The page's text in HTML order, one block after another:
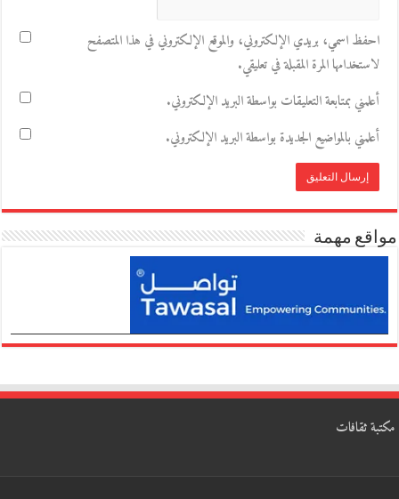
احفظ اسمي، بريدي الإلكتروني، والموقع الإلكتروني في هذا المتصفح
لاستخدامها المرة المقبلة في تعليقي.
أعلمني بمتابعة التعليقات بواسطة البريد الإلكتروني.
أعلمني بالمواضيع الجديدة بواسطة البريد الإلكتروني.
مواقع مهمة
مكتبة ثقافات